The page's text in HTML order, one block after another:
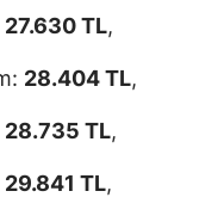
27.630 TL,
28.404 TL,
28.735 TL,
29.841 TL,